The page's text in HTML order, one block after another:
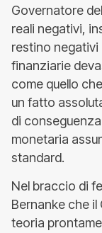
Governatore
reali negativi,
restino negativi
finanziarie
come quello
un fatto
di
monetaria
standard.
Nel braccio di
Bernanke che il
teoria